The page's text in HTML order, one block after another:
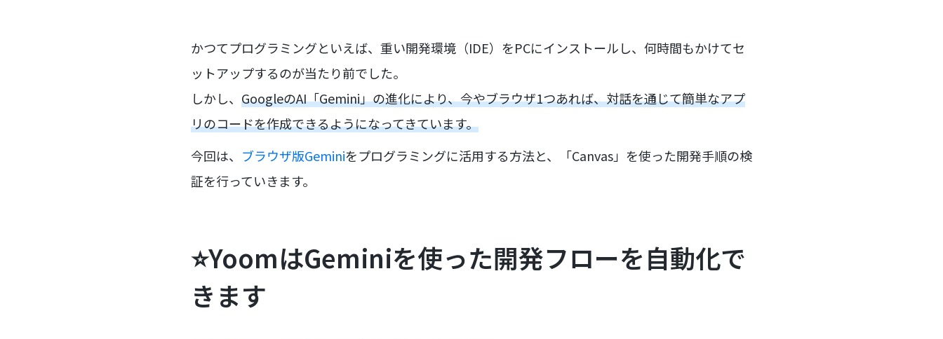
かつてプログラミングといえば、重い開発環境（IDE）をPCにインストールし、何時間もかけてセ
ットアップするのが当たり前でした。
しかし、 GoogleのAI「Gemini」の進化により、今やブラウザ1つあれば、対話を通じて簡単なアプ
リのコードを作成できるようになってきています。
今回は、 ブラウザ版Geminiをプログラミングに活用する方法と、「Canvas」を使った開発手順の検
証を行っていきます。
⭐YoomはGeminiを使った開発フローを自動化で
きます